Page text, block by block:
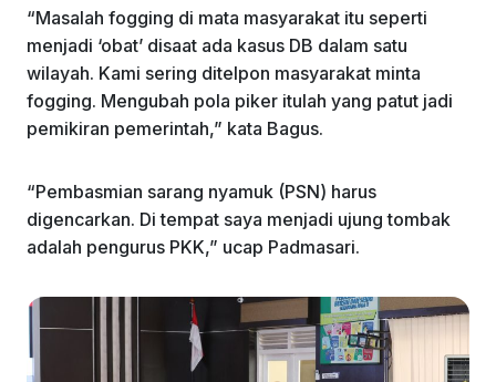
“Masalah fogging di mata masyarakat itu seperti
menjadi ‘obat’ disaat ada kasus DB dalam satu
wilayah. Kami sering ditelpon masyarakat minta
fogging. Mengubah pola piker itulah yang patut jadi
pemikiran pemerintah,” kata Bagus.
“Pembasmian sarang nyamuk (PSN) harus
digencarkan. Di tempat saya menjadi ujung tombak
adalah pengurus PKK,” ucap Padmasari.